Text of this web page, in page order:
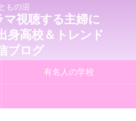
もの沼
視聴する主婦に
身高校＆トレンド
ブログ
有名人の学校